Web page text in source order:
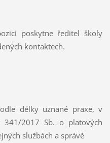
poskytne ředitel školy
kontaktech.
délky uznané praxe, v
2017 Sb. o platových
službách a správě